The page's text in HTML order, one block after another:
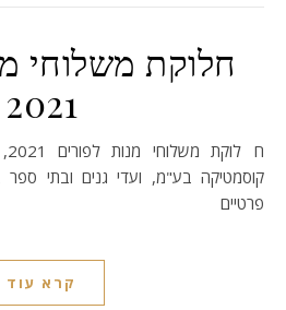
חלוקת משלוחי
2021
חלוקת משלוחי מנות לפורים 2021, בשיתוף עם חברת לילית
קוסמטיקה בע"מ, ועדי גנים ובתי ספר
פרטיים
קרא עוד